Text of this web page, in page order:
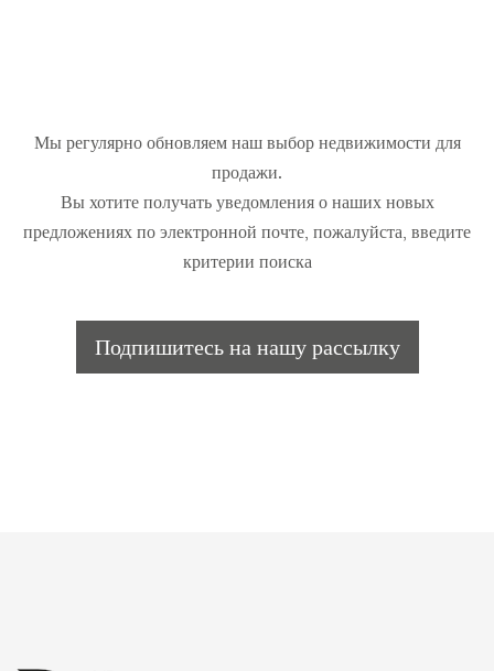
Мы регулярно обновляем наш выбор недвижимости для
продажи.
Вы хотите получать уведомления о наших новых
предложениях по электронной почте, пожалуйста, введите
критерии поиска
Подпишитесь на нашу рассылку